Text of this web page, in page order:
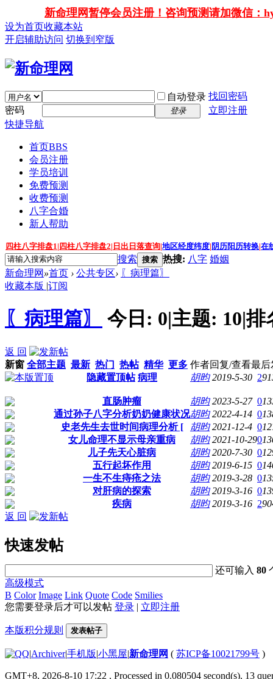
新命理网暂停会员注册！咨询预测请加微信：
设为首页收藏本站
开启辅助访问 切换到窄版
自动登录 找回密码
密码
登录
立即注册
快捷导航
首页BBS
会员注册
学员培训
免费预测
收费预测
八字合婚
新人帮助
四柱八字排盘1 | 四柱八字排盘2| 日出日落查询|地区经度纬度| 阴历阳历转换|在
搜索 搜索 热搜: 八字 婚姻
新命理网 »首页 › 公共专区› 〖病理篇〗
收藏本版 |订阅
〖病理篇〗 今日: 0|主题: 10|排
返 回
新窗 全部主题 最新 热门 热帖 精华 更多 作者回复/查看最后
隐藏置顶帖 病理 胡昀 2019-5-30 2
直肠肿瘤 胡昀 2023-5-27 0
通过孙子八字分析奶奶健康状况胡昀 2022-4-14 0
史老先生去世时间病理分析 [
胡昀 2021-12-4 0
女儿命理不显示母亲重病
胡昀 2021-10-290
儿子先天心脏病
胡昀 2020-7-30 0
五行起坏作用
胡昀 2019-6-15 0
一生不生痔疮之法
胡昀 2019-3-28 0
对肝病的探索
胡昀 2019-3-16 0
疾病
胡昀 2019-3-16 2
返 回
快速发帖
还可输入80
高级模式
B Color Image Link Quote Code Smilies
您需要登录后才可以发帖 登录 | 立即注册
本版积分规则 发表帖子
|Archiver|手机版|小黑屋|新命理网 ( 苏ICP备10021799号 )
GMT+8, 2026-8-10 17:22 , Processed in 0.080504 second(s), 13